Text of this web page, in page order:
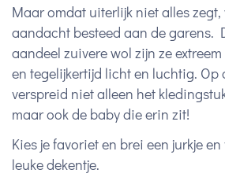
Maar omdat uiterlijk niet alles
aandacht besteed aan de garens.
aandeel zuivere wol zijn ze
en tegelijkertijd licht en luchtig. Op
verspreid niet alleen het
maar ook de baby die erin zit!
Kies je favoriet en brei een jurkje
leuke dekentje.